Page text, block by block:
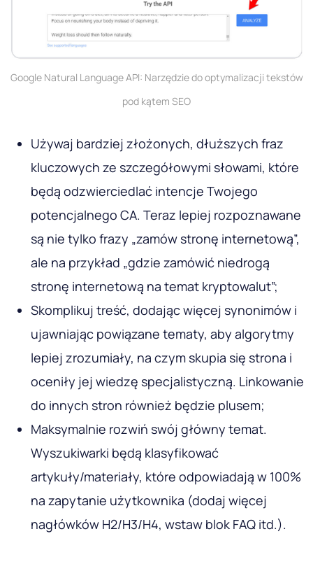
Google Natural Language API: Narzędzie do optymalizacji tekstów
pod kątem SEO
Używaj bardziej złożonych, dłuższych fraz
kluczowych ze szczegółowymi słowami, które
będą odzwierciedlać intencje Twojego
potencjalnego CA. Teraz lepiej rozpoznawane
są nie tylko frazy „zamów stronę internetową”,
ale na przykład „gdzie zamówić niedrogą
stronę internetową na temat kryptowalut”;
Skomplikuj treść, dodając więcej synonimów i
ujawniając powiązane tematy, aby algorytmy
lepiej zrozumiały, na czym skupia się strona i
oceniły jej wiedzę specjalistyczną. Linkowanie
do innych stron również będzie plusem;
Maksymalnie rozwiń swój główny temat.
Wyszukiwarki będą klasyfikować
artykuły/materiały, które odpowiadają w 100%
na zapytanie użytkownika (dodaj więcej
nagłówków H2/H3/H4, wstaw blok FAQ itd.).